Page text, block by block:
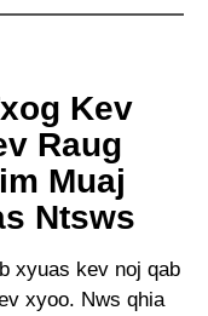
Kev
Raug
Muaj
Ntsws
xyuas kev noj qab
xyoo. Nws qhia